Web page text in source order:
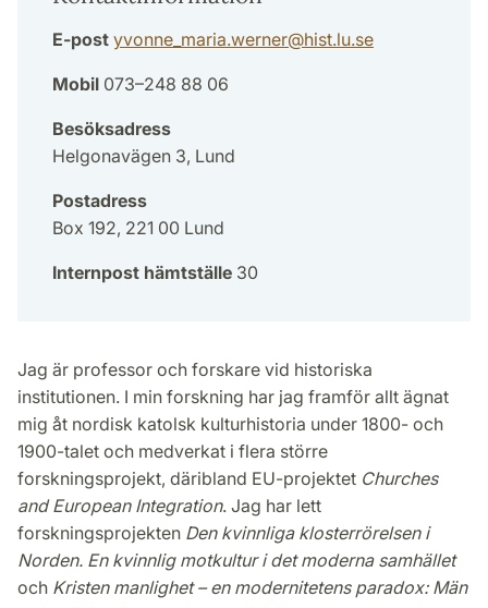
E-post yvonne_maria.werner@hist.lu.se
Mobil 073–248 88 06
Besöksadress
Helgonavägen 3, Lund
Postadress
Box 192, 221 00 Lund
Internpost hämtställe 30
Jag är professor och forskare vid historiska
institutionen. I min forskning har jag framför allt ägnat
mig åt nordisk katolsk kulturhistoria under 1800- och
1900-talet och medverkat i flera större
forskningsprojekt, däribland EU-projektet Churches
and European Integration. Jag har lett
forskningsprojekten Den kvinnliga klosterrörelsen i
Norden. En kvinnlig motkultur i det moderna samhället
och Kristen manlighet – en modernitetens paradox: Män